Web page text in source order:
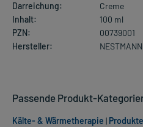
Darreichung:
Creme
Inhalt:
100 ml
PZN:
00739001
Hersteller:
Passende Produkt-
Kälte- & Wärmetherapie |